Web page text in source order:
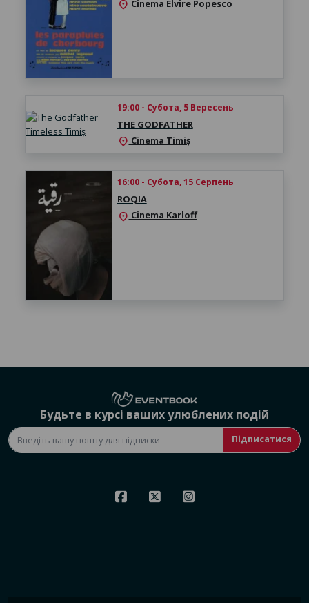
location_on Cinema Elvire Popesco
19:00 - Субота, 5 Вересень
THE GODFATHER
location_on Cinema Timiș
16:00 - Субота, 15 Серпень
ROQIA
location_on Cinema Karloff
Будьте в курсі ваших улюблених подій
Підписатися